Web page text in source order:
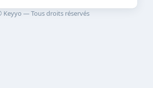
Keyyo — Tous droits réservés